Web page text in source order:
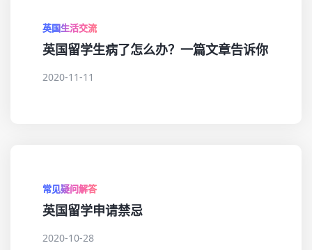
英国生活交流
英国留学生病了怎么办？一篇文章告诉你
2020-11-11
常见疑问解答
英国留学申请禁忌
2020-10-28